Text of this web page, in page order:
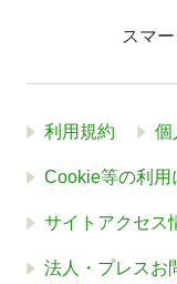
スマ
利用規約 個
Cookie等の利用
サイトアクセス
法人・プレスお